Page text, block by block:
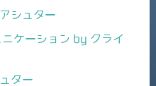
シュター
ケーション by クライ
ター